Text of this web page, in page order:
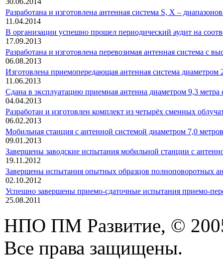
Разработана и изготовлена антенная система S, X –
11.04.2014
В организации успешно прошел периодический аудит на
17.09.2013
Разработана и изготовлена перевозимая антенная система с
06.08.2013
Изготовлена приемопередающая антенная система
11.06.2013
Сдана в эксплуатацию приемная антенна диаметром 9,3
04.04.2013
Разработан и изготовлен комплект из четырёх сменных
06.02.2013
Мобильная станция с антенной системой диаметром 7,0
09.01.2013
Завершены заводские испытания мобильной станции с
19.11.2012
Завершены испытания опытных образцов полноповоротных
02.10.2012
Успешно завершены приемо-сдаточные испытания приемо-
25.08.2011
НПО ПМ Развитие, ©
Все права защищены.